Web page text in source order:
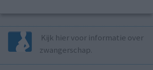
Kijk hier voor informatie over
zwangerschap.